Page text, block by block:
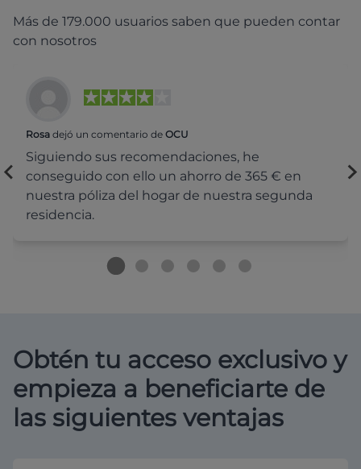
Más de 179.000 usuarios saben que pueden contar
con nosotros
Rosa dejó un comentario de OCU
Siguiendo sus recomendaciones, he
conseguido con ello un ahorro de 365 € en
nuestra póliza del hogar de nuestra segunda
residencia.
Obtén tu acceso exclusivo y
empieza a beneficiarte de
las siguientes ventajas